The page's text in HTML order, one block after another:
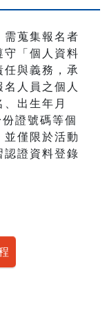
需蒐集報名者
守「個人資料
與義務，承
人員之個人
出生年月
證號碼等個
並僅限於活動
認證資料登錄